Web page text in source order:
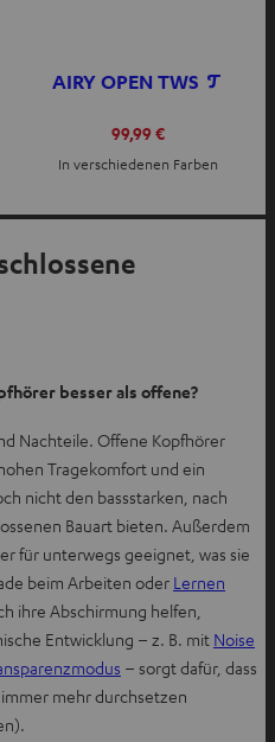
AIRY OPEN TWS
99,99 €
In verschiedenen Farben
besser als offene?
Nachteile. Offene Kopfhörer
Tragekomfort und ein
nicht den bassstarken, nach
Bauart bieten. Außerdem
für unterwegs geeignet, was sie
beim Arbeiten oder Lernen
ihre Abschirmung helfen,
Entwicklung – z. B. mit Noise
– sorgt dafür, dass
mehr durchsetzen